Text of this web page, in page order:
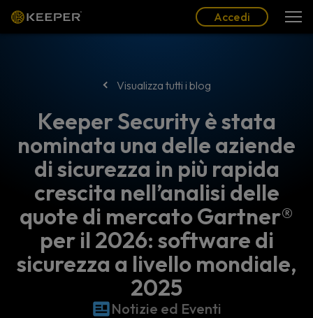
Accedi
Visualizza tutti i blog
Keeper Security è stata
nominata una delle aziende
di sicurezza in più rapida
crescita nell’analisi delle
quote di mercato Gartner®
per il 2026: software di
sicurezza a livello mondiale,
2025
Notizie ed Eventi